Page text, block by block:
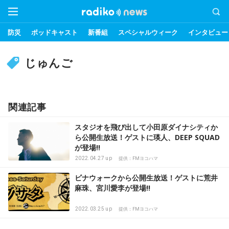
防災 ポッドキャスト 新番組 スペシャルウィーク インタビュー
じゅんご
関連記事
スタジオを飛び出して小田原ダイナシティか
ら公開生放送！ゲストに瑛人、DEEP SQUAD
が登場!!
2022.04.27 up 提供：FMヨコハマ
ビナウォークから公開生放送！ゲストに荒井
麻珠、宮川愛李が登場!!
2022.03.25 up 提供：FMヨコハマ